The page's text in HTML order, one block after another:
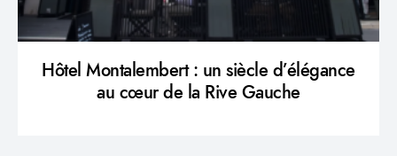
Hôtel Montalembert : un siècle d’élégance
au cœur de la Rive Gauche